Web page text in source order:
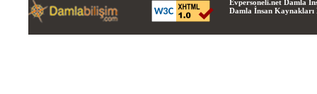
Evpersoneli.net Damla
Damla İnsan Kaynakları